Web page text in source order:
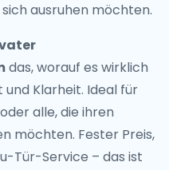
ausruhen möchten.
das, worauf es wirklich
Klarheit. Ideal für
alle, die ihren
möchten. Fester Preis,
Tür-Service – das ist